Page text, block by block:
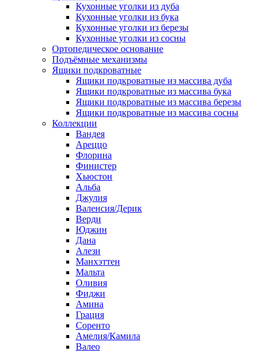
Кухонные уголки из дуба
Кухонные уголки из бука
Кухонные уголки из березы
Кухонные уголки из сосны
Ортопедическое основание
Подъёмные механизмы
Ящики подкроватные
Ящики подкроватные из массива дуба
Ящики подкроватные из массива бука
Ящики подкроватные из массива березы
Ящики подкроватные из массива сосны
Коллекции
Вандея
Ареццо
Флорина
Финистер
Хьюстон
Альба
Джулия
Валенсия/Дерик
Верди
Юджин
Дана
Алези
Манхэттен
Мальта
Оливия
Фиджи
Амина
Грация
Соренто
Амелия/Камила
Валео